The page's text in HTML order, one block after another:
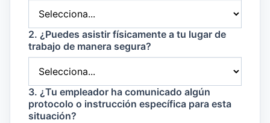
2. ¿Puedes asistir físicamente a tu lugar de
trabajo de manera segura?
3. ¿Tu empleador ha comunicado algún
protocolo o instrucción específica para esta
situación?